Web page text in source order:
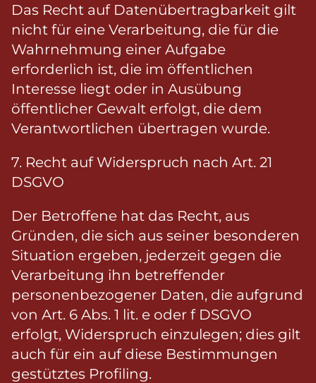
Das Recht auf Datenübertragbarkeit gilt
nicht für eine Verarbeitung, die für die
Wahrnehmung einer Aufgabe
erforderlich ist, die im öffentlichen
Interesse liegt oder in Ausübung
öffentlicher Gewalt erfolgt, die dem
Verantwortlichen übertragen wurde.
7. Recht auf Widerspruch nach Art. 21
DSGVO
Der Betroffene hat das Recht, aus
Gründen, die sich aus seiner besonderen
Situation ergeben, jederzeit gegen die
Verarbeitung ihn betreffender
personenbezogener Daten, die aufgrund
von Art. 6 Abs. 1 lit. e oder f DSGVO
erfolgt, Widerspruch einzulegen; dies gilt
auch für ein auf diese Bestimmungen
gestütztes Profiling.